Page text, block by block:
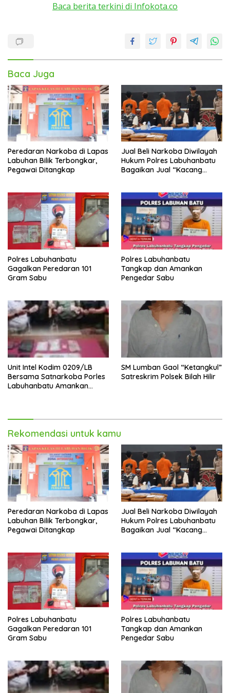
Baca berita terkini di Infokota.co
Baca Juga
Peredaran Narkoba di Lapas
Labuhan Bilik Terbongkar,
Pegawai Ditangkap
Jual Beli Narkoba Diwilayah
Hukum Polres Labuhanbatu
Bagaikan Jual “Kacang
Polres Labuhanbatu
Gagalkan Peredaran 101
Gram Sabu
Polres Labuhanbatu
Tangkap dan Amankan
Pengedar Sabu
Unit Intel Kodim 0209/LB
Bersama Satnarkoba Porles
Labuhanbatu Amankan
SM Lumban Gaol “Ketangkul”
Satreskrim Polsek Bilah Hilir
Rekomendasi untuk kamu
Peredaran Narkoba di Lapas
Labuhan Bilik Terbongkar,
Pegawai Ditangkap
Jual Beli Narkoba Diwilayah
Hukum Polres Labuhanbatu
Bagaikan Jual “Kacang
Polres Labuhanbatu
Gagalkan Peredaran 101
Gram Sabu
Polres Labuhanbatu
Tangkap dan Amankan
Pengedar Sabu